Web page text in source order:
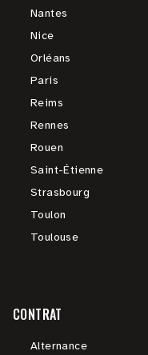
Nantes
Nice
Orléans
Paris
Reims
Rennes
Rouen
Saint-Étienne
Strasbourg
Toulon
Toulouse
CONTRAT
Alternance